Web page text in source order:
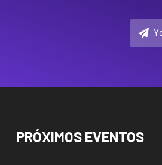
PRÓXIMOS EVENTOS